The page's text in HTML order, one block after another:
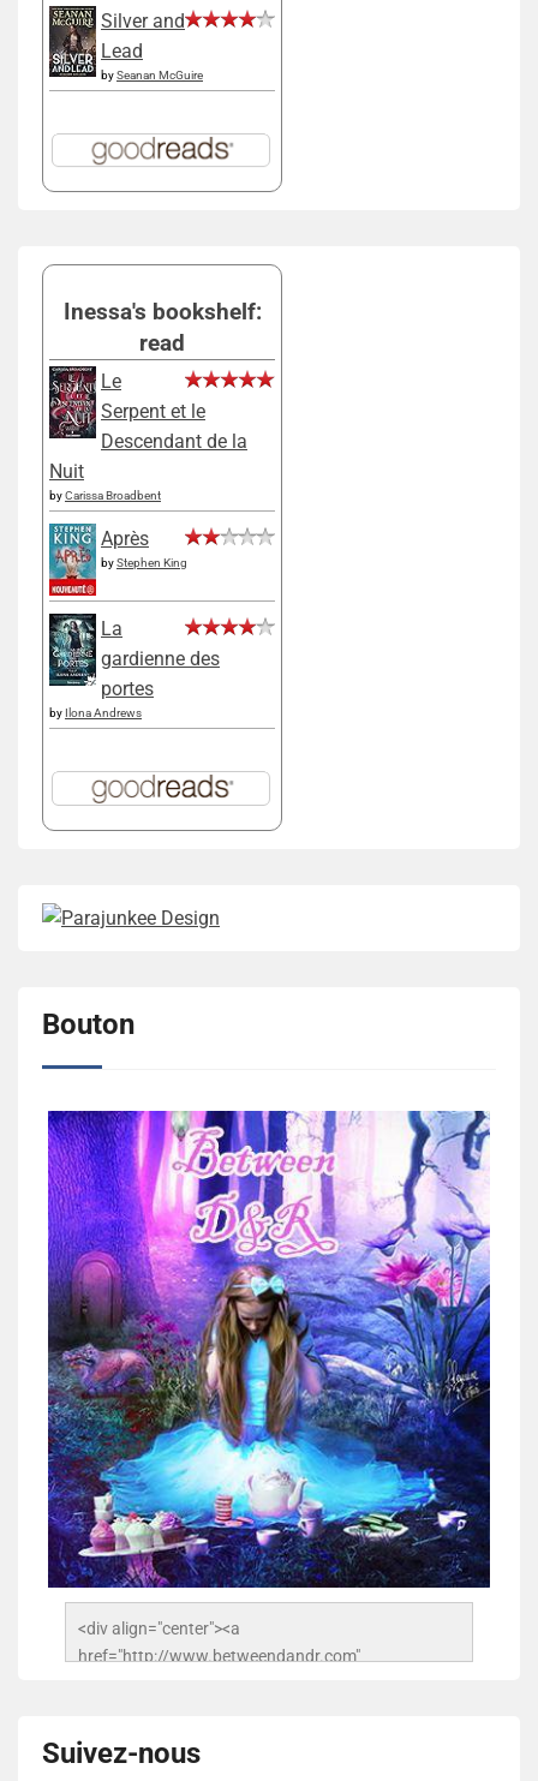
Silver and
Lead
bySeanan McGuire
Inessa's bookshelf:
read
Le
Serpent et le
Descendant de la
Nuit
byCarissa Broadbent
Après
byStephen King
La
gardienne des
portes
by Ilona Andrews
Bouton
<div align="center"><a
href="http://www.betweendandr.com"
503716673157532-2788222864243652657-n.jpg"
alt="Between D&R" style="border:none;" /></a>
Suivez-nous